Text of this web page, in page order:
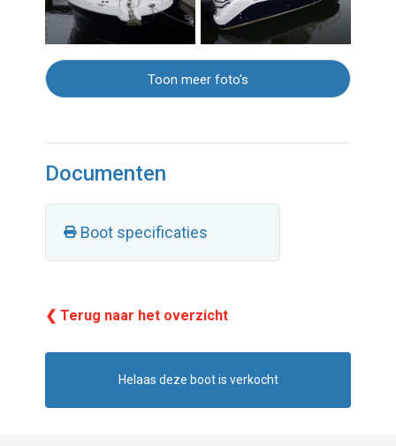
Toon meer foto's
Documenten
Boot specificaties
❮ Terug naar het overzicht
Helaas deze boot is verkocht